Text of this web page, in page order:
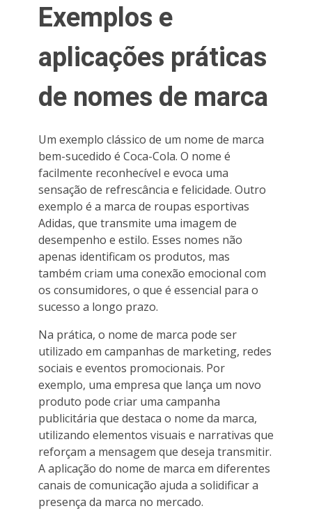
Exemplos e
aplicações práticas
de nomes de marca
Um exemplo clássico de um nome de marca
bem-sucedido é Coca-Cola. O nome é
facilmente reconhecível e evoca uma
sensação de refrescância e felicidade. Outro
exemplo é a marca de roupas esportivas
Adidas, que transmite uma imagem de
desempenho e estilo. Esses nomes não
apenas identificam os produtos, mas
também criam uma conexão emocional com
os consumidores, o que é essencial para o
sucesso a longo prazo.
Na prática, o nome de marca pode ser
utilizado em campanhas de marketing, redes
sociais e eventos promocionais. Por
exemplo, uma empresa que lança um novo
produto pode criar uma campanha
publicitária que destaca o nome da marca,
utilizando elementos visuais e narrativas que
reforçam a mensagem que deseja transmitir.
A aplicação do nome de marca em diferentes
canais de comunicação ajuda a solidificar a
presença da marca no mercado.